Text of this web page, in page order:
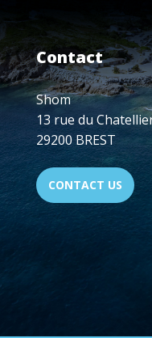
Contact
Shom
13 rue du
29200 BREST
CONTACT US